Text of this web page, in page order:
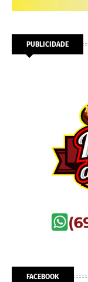
PUBLICIDADE
FACEBOOK